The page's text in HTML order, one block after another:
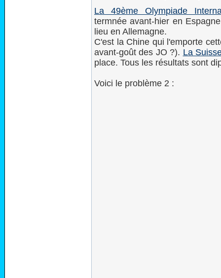
La 49ème Olympiade
termnée avant-hier en
lieu en Allemagne.
C'est la Chine qui l'emporte
avant-goût des JO ?). La
place. Tous les résultats sont
Voici le problème 2 :